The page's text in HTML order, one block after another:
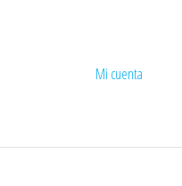
Mi cuenta